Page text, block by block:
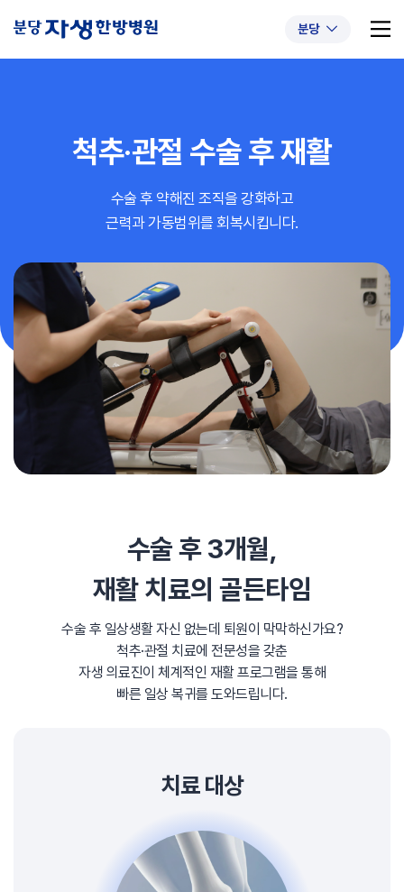
분당
추천 검색어 #초음파약침 #척추압박골절
#교통사고후유증 #허리디스크
#추나요법
척추·관절 수술 후 재활
수술 후 약해진 조직을 강화하고
근력과 가동범위를 회복시킵니다.
수술 후 3개월,
재활 치료의 골든타임
수술 후 일상생활 자신 없는데 퇴원이 막막하신가요?
척추·관절 치료에 전문성을 갖춘
자생 의료진이 체계적인 재활 프로그램을 통해
빠른 일상 복귀를 도와드립니다.
치료 대상